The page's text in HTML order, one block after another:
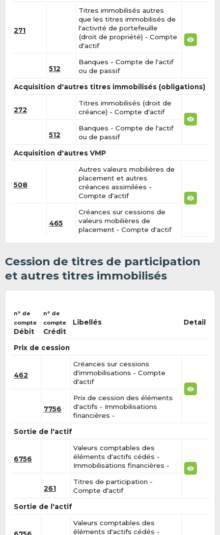
271
Titres immobilisés autres
que les titres immobilisés de
l'activité de portefeuille
(droit de propriété) - Compte
d'actif
512
Banques - Compte de l'actif
ou de passif
Acquisition d'autres titres immobilisés (obligations)
272
Titres immobilisés (droit de
créance) - Compte d'actif
512
Banques - Compte de l'actif
ou de passif
Acquisition d'autres VMP
508
Autres valeurs mobilières de
placement et autres
créances assimilées -
Compte d'actif
465
Créances sur cessions de
valeurs mobilières de
placement - Compte d'actif
Cession de titres de participation
et autres titres immobilisés
n° de
compte
Débit
n° de
compte
Crédit
Libellés Detail
Prix de cession
462
Créances sur cessions
d'immobilisations - Compte
d'actif
7756
Prix de cession des éléments
d'actifs - Immobilisations
financières -
Sortie de l'actif
6756
Valeurs comptables des
éléments d'actifs cédés -
Immobilisations financières -
261
Titres de participation -
Compte d'actif
Sortie de l'actif
Valeurs comptables des
éléments d'actifs cédés -